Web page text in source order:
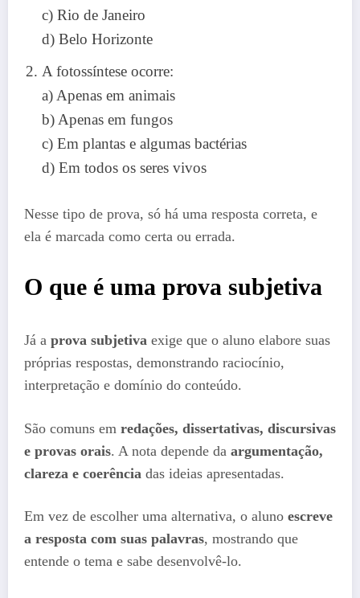
c) Rio de Janeiro
d) Belo Horizonte
A fotossíntese ocorre:
a) Apenas em animais
b) Apenas em fungos
c) Em plantas e algumas bactérias
d) Em todos os seres vivos
Nesse tipo de prova, só há uma resposta correta, e
ela é marcada como certa ou errada.
O que é uma prova subjetiva
Já a prova subjetiva exige que o aluno elabore suas
próprias respostas, demonstrando raciocínio,
interpretação e domínio do conteúdo.
São comuns em redações, dissertativas, discursivas
e provas orais. A nota depende da argumentação,
clareza e coerência das ideias apresentadas.
Em vez de escolher uma alternativa, o aluno escreve
a resposta com suas palavras, mostrando que
entende o tema e sabe desenvolvê-lo.